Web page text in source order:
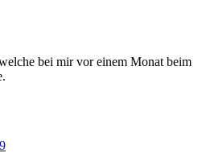
bei mir vor einem Monat beim